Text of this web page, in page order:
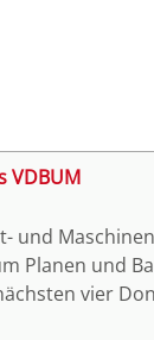
VDBUM
und
Planen und
vier